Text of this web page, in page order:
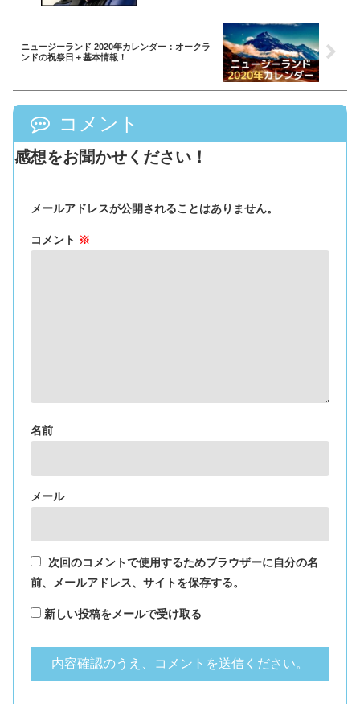
ニュージーランド 2020年カレンダー：オークラ
ンドの祝祭日＋基本情報！
コメント
感想をお聞かせください！
メールアドレスが公開されることはありません。
コメント ※
名前
メール
次回のコメントで使用するためブラウザーに自分の名
前、メールアドレス、サイトを保存する。
新しい投稿をメールで受け取る